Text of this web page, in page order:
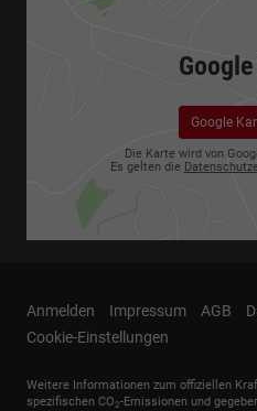
Google
Die Karte wird von
Es gelten die
Anmelden Impressum AGB
Cookie-Einstellungen
Weitere Informationen zum offiziellen
spezifischen CO2-Emissionen und